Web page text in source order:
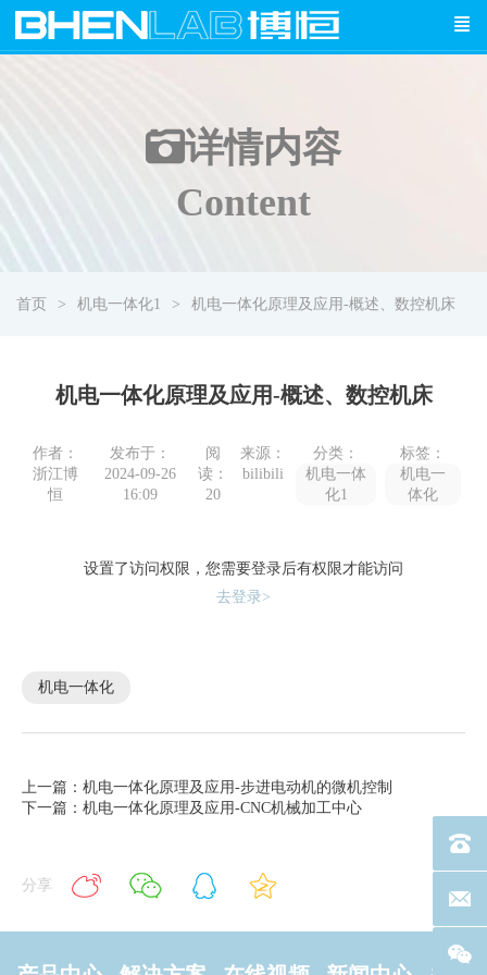
详情内容
Content
首页 机电一体化1 机电一体化原理及应用-概述、数控机床
机电一体化原理及应用-概述、数控机床
作者：
浙江博
恒
发布于：
2024-09-26
16:09
阅
读：
20
来源：
bilibili
分类：
机电一体
化1
标签：
机电一
体化
设置了访问权限，您需要登录后有权限才能访问
去登录>
机电一体化
上一篇：机电一体化原理及应用-步进电动机的微机控制
下一篇：机电一体化原理及应用-CNC机械加工中心
分享
电话
联系